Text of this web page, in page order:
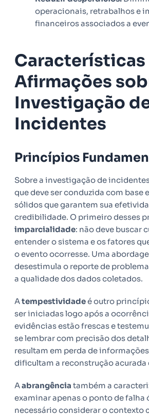
operacionais, retrabalhos e
financeiros associados a
Características
Afirmações
Investigação
Incidentes
Princípios
Sobre a investigação de
que deve ser conduzida com base
sólidos que garantem sua
credibilidade. O primeiro desses
imparcialidade: não deve buscar
entender o sistema e os fatores
o evento ocorresse. Uma
desestimula o reporte de
a qualidade dos dados coletados.
Atempestividadeé outro
ser iniciadas logo após a
evidências estão frescas e
se lembrar com precisão dos
resultam em perda de
dificultam a reconstrução acurada
Aabrangência também a
examinar apenas o ponto de falha
necessário considerar o contexto